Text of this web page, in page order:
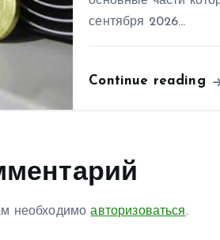
сентября 2026…
Continue reading
необходимоавторизоваться.